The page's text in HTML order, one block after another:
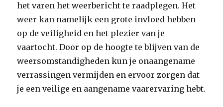
het varen het weerbericht te raadplegen. Het
weer kan namelijk een grote invloed hebben
op de veiligheid en het plezier van je
vaartocht. Door op de hoogte te blijven van de
weersomstandigheden kun je onaangename
verrassingen vermijden en ervoor zorgen dat
je een veilige en aangename vaarervaring hebt.